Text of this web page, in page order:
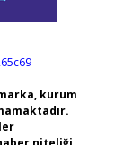
kurum